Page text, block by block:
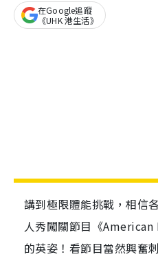
在Google追蹤
《UHK 港生活》
講到極限體能挑戰，相信
人秀闖關節目《
的英姿！看節目當然興奮